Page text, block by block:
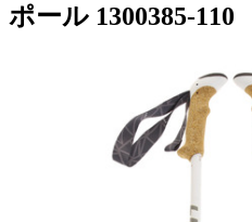
ポール 1300385-110